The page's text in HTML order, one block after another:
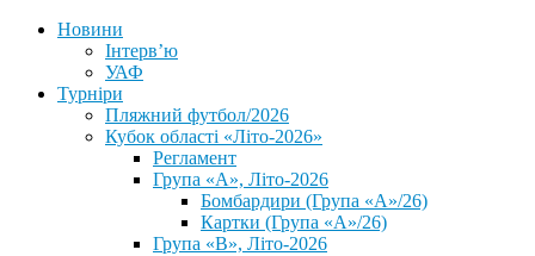
Новини
Інтерв’ю
УАФ
Турніри
Пляжний футбол/2026
Кубок області «Літо-2026»
Регламент
Група «А», Літо-2026
Бомбардири (Група «А»/26)
Картки (Група «А»/26)
Група «В», Літо-2026